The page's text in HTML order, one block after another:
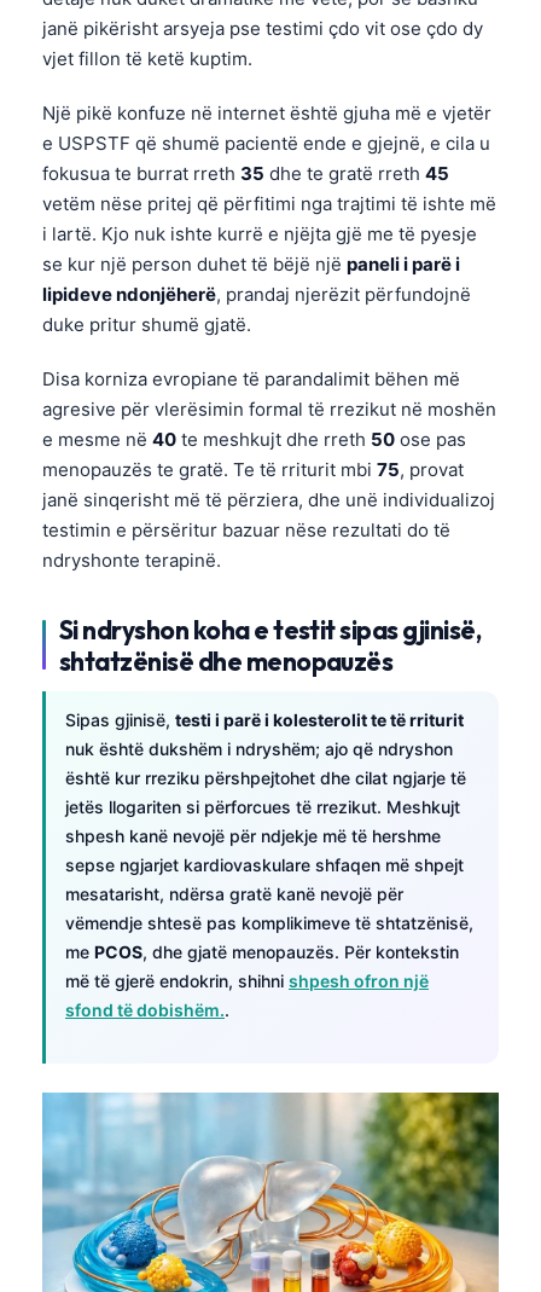
janë pikërisht arsyeja pse testimi çdo vit ose çdo dy
vjet fillon të ketë kuptim.
Një pikë konfuze në internet është gjuha më e vjetër
e USPSTF që shumë pacientë ende e gjejnë, e cila u
fokusua te burrat rreth 35 dhe te gratë rreth 45
vetëm nëse pritej që përfitimi nga trajtimi të ishte më
i lartë. Kjo nuk ishte kurrë e njëjta gjë me të pyesje
se kur një person duhet të bëjë një paneli i parë i
lipideve ndonjëherë, prandaj njerëzit përfundojnë
duke pritur shumë gjatë.
Disa korniza evropiane të parandalimit bëhen më
agresive për vlerësimin formal të rrezikut në moshën
e mesme në 40 te meshkujt dhe rreth 50 ose pas
menopauzës te gratë. Te të rriturit mbi 75, provat
janë sinqerisht më të përziera, dhe unë individualizoj
testimin e përsëritur bazuar nëse rezultati do të
ndryshonte terapinë.
Si ndryshon koha e testit sipas gjinisë,
shtatzënisë dhe menopauzës
Sipas gjinisë, testi i parë i kolesterolit te të rriturit
nuk është dukshëm i ndryshëm; ajo që ndryshon
është kur rreziku përshpejtohet dhe cilat ngjarje të
jetës llogariten si përforcues të rrezikut. Meshkujt
shpesh kanë nevojë për ndjekje më të hershme
sepse ngjarjet kardiovaskulare shfaqen më shpejt
mesatarisht, ndërsa gratë kanë nevojë për
vëmendje shtesë pas komplikimeve të shtatzënisë,
me PCOS, dhe gjatë menopauzës. Për kontekstin
më të gjerë endokrin, shihni shpesh ofron një
sfond të dobishëm..
سنڌي
සිංහල
অসমীয়া
Latviešu valoda
Euskara
Gàidhlig
Occitan
العربية المغربية
Afrikaans
Монгол
ພາສາລາວ
Basa Jawa
ئۇيغۇرچە
Кыргызча
Беларуская мова
Esperanto
Frysk
Norsk bokmål